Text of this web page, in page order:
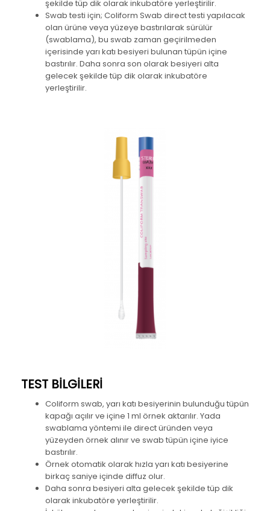
şekilde tüp dik olarak inkubatöre yerleştirilir.
Swab testi için; Coliform Swab direct testi yapılacak
olan ürüne veya yüzeye bastırılarak sürülür
(swablama), bu swab zaman geçirilmeden
içerisinde yarı katı besiyeri bulunan tüpün içine
bastırılır. Daha sonra son olarak besiyeri alta
gelecek şekilde tüp dik olarak inkubatöre
yerleştirilir.
TEST BİLGİLERİ
Coliform swab, yarı katı besiyerinin bulunduğu tüpün
kapağı açılır ve içine 1 ml örnek aktarılır. Yada
swablama yöntemi ile direct üründen veya
yüzeyden örnek alınır ve swab tüpün içine iyice
bastırılır.
Örnek otomatik olarak hızla yarı katı besiyerine
birkaç saniye içinde diffuz olur.
Daha sonra besiyeri alta gelecek şekilde tüp dik
olarak inkubatöre yerleştirilir.